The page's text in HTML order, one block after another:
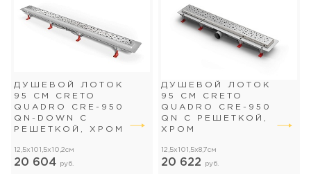
ДУШЕВОЙ ЛОТОК
95 СМ CRETO
QUADRO CRE-950
QN-DOWN С
РЕШЕТКОЙ, ХРОМ
12,5x101,5x10,2см
20 604 руб.
ДУШЕВОЙ ЛОТОК
95 СМ CRETO
QUADRO CRE-950
QN С РЕШЕТКОЙ,
ХРОМ
12,5x101,5x8,7см
20 622 руб.